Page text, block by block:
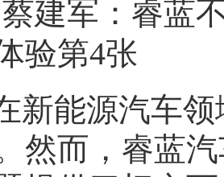
新能源汽车
然而，睿蓝